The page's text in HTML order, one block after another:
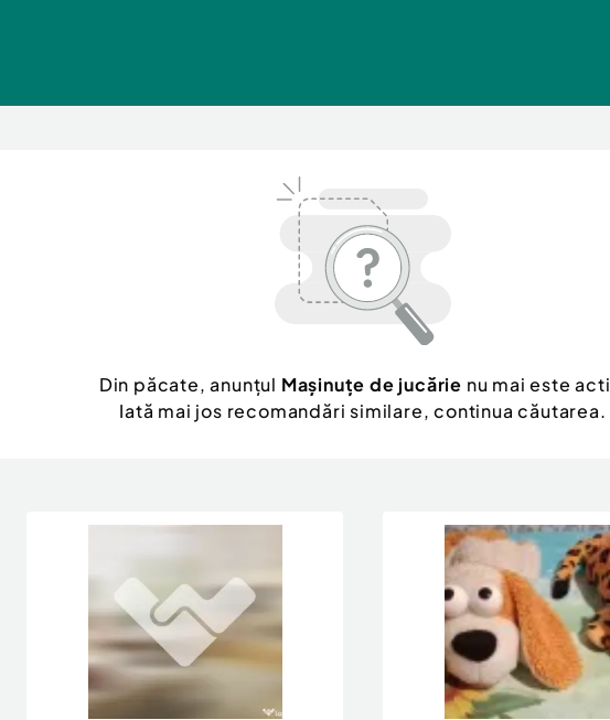
Din păcate, anunțul Mașinuțe de jucărie nu mai este
Iată mai jos recomandări similare, continua căutarea.